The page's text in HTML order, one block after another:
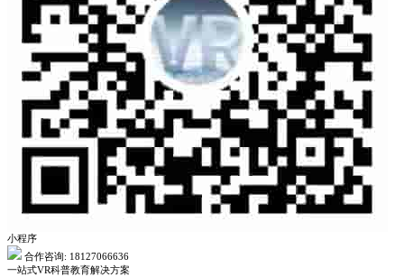
小程序
合作咨询: 18127066636
一站式VR科普教育解决方案